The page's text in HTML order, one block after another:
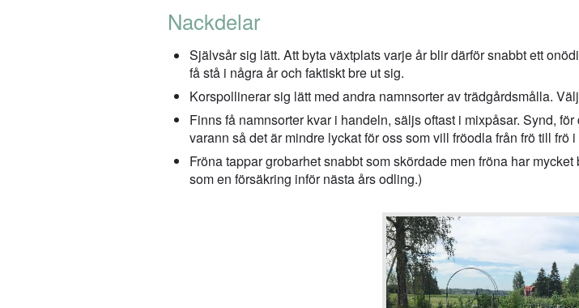
Nackdelar
Självsår sig lätt. Att byta växtplats varje år blir därför snabbt ett
få stå i några år och faktiskt bre ut sig.
Korspollinerar sig lätt med andra namnsorter av trädgårdsmålla.
Finns få namnsorter kvar i handeln, säljs oftast i mixpåsar. Synd,
varann så det är mindre lyckat för oss som vill fröodla från frö till frö
Fröna tappar grobarhet snabbt som skördade men fröna har
som en försäkring inför nästa års odling.)